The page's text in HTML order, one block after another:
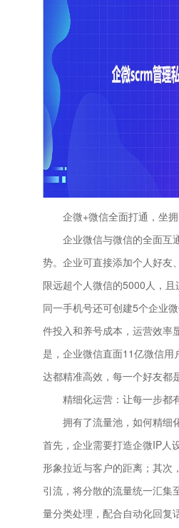
企微+微信全面打通，坐拥
企业微信与微信的全面互
势。企业可直接添加个人好友
限远超个人微信的5000人，且
同一手机号还可创建5个企业
件投入和养号成本，运营效率
是，企业微信直面11亿微信用
达都精准高效，每一个好友都
精细化运营：让每一步都
拥有了流量池，如何精细化
首先，企业需要打造企微IP人
形象拉近与客户的距离；其次
引流，将分散的流量统一汇集
量分类处理，配合自动化回复